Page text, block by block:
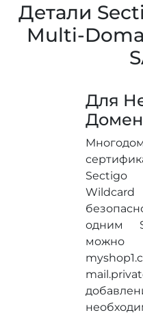
Детали
Multi-
Для
Sectigo
одним
можно